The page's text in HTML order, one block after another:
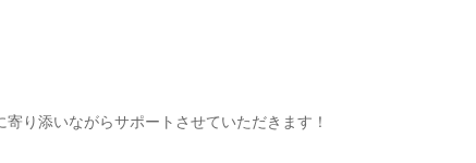
り添いながらサポートさせていただきます！